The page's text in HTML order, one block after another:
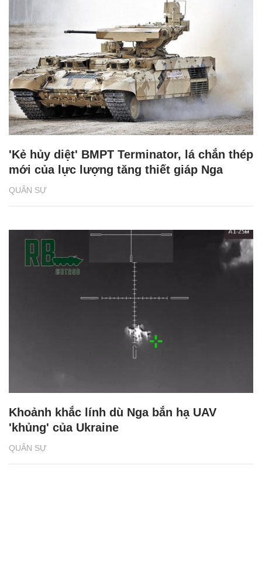
QUÂN SỰ
'Kẻ hủy diệt' BMPT Terminator, lá chắn thép
mới của lực lượng tăng thiết giáp Nga
QUÂN SỰ
Khoảnh khắc lính dù Nga bắn hạ UAV
'khủng' của Ukraine